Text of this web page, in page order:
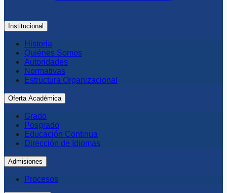
Institucional
Historia
Quiénes Somos
Autoridades
Normativas
Estructura Organizacional
Oferta Académica
Grado
Posgrado
Educación Continua
Dirección de Idiomas
Admisiones
Procesos